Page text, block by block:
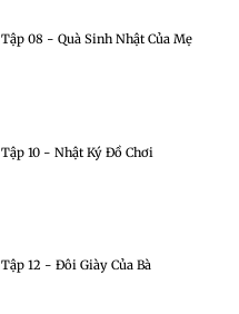
Tập 08 - Quà Sinh Nhật Của Mẹ
Tập 10 - Nhật Ký Đồ Chơi
Tập 12 - Đôi Giày Của Bà